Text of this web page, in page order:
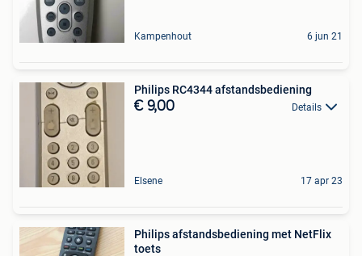
Kampenhout 6 jun 21
Philips RC4344 afstandsbediening
€ 9,00 Details
Elsene 17 apr 23
Philips afstandsbediening met NetFlix
toets